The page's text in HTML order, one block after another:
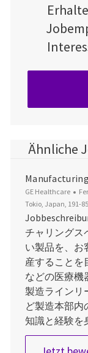
Ähnliche
GE Healthcare
Tokio, Japan, 191-
チャリングス
い製品を、お
産することを
などの医療機
製造ラインリ
ど製造本部内
知識と経験を